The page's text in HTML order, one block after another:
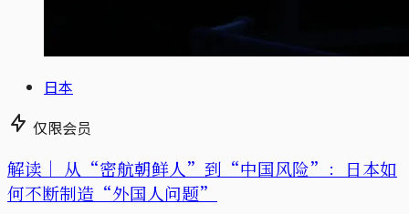
日本
仅限会员
解读｜ 从“密航朝鲜人”到“中国风险”：日本如
何不断制造“外国人问题”